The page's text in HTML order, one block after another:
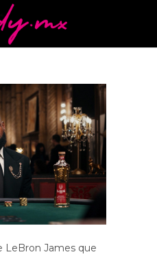
LeBron James que